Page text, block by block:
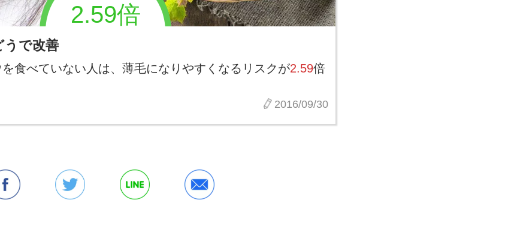
2.59倍
うで改善
食べていない人は、薄毛になりやすくなるリスクが2.59倍
2016/09/30